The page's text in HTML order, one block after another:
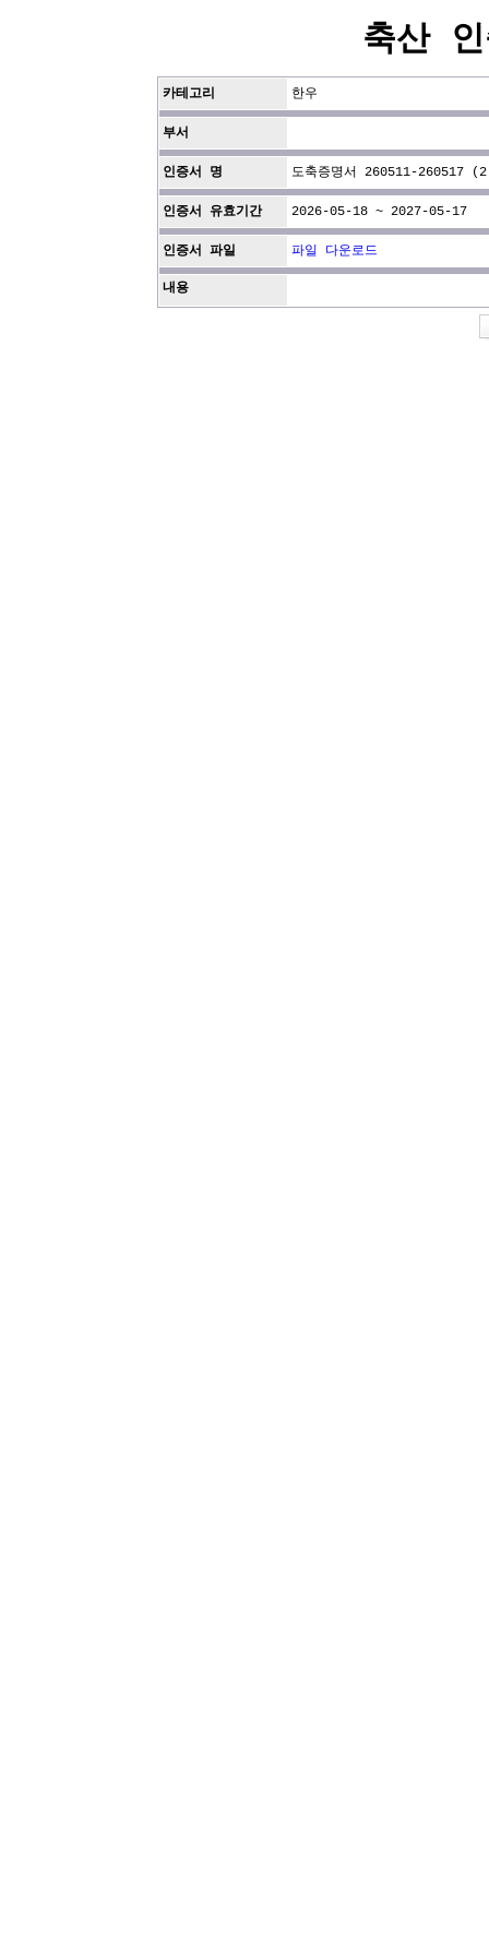
축산
카테고리 한우
부서
인증서 명 도축증명서 260511-260517
인증서 유효기간 2026-05-18 ~ 2027-05-17
인증서 파일 파일 다운로드
내용